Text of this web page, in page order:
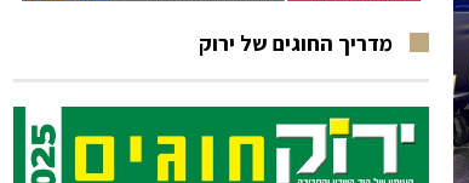
מדריך החוגים של ירוק